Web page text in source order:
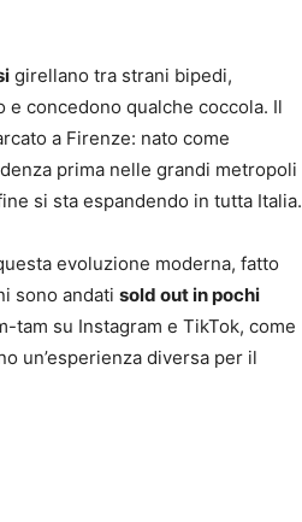
girellano tra strani bipedi,
concedono qualche coccola. Il
a Firenze: nato come
prima nelle grandi metropoli
si sta espandendo in tutta Italia.
evoluzione moderna, fatto
sono andati sold out in pochi
tam su Instagram e TikTok, come
un’esperienza diversa per il